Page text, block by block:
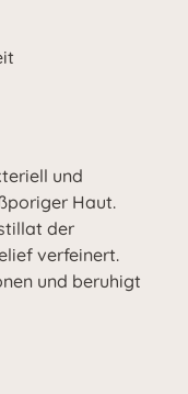
und
Haut.
der
verfeinert.
und beruhigt